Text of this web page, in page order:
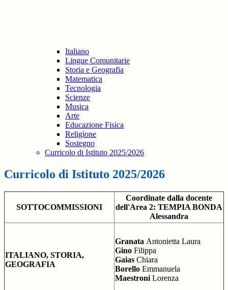
Italiano
Lingue Comunitarie
Storia e Geografia
Matematica
Tecnologia
Scienze
Musica
Arte
Educazione Fisica
Religione
Sostegno
Curricolo di Istituto 2025/2026
Curricolo di Istituto 2025/2026
SOTTOCOMMISSIONI
Coordinate dalla docente
dell'Area 2: TEMPIA BONDA
Alessandra
ITALIANO, STORIA,
GEOGRAFIA
Granata Antonietta Laura
Gino Filippa
Gaias Chiara
Borello Emmanuela
Maestroni Lorenza